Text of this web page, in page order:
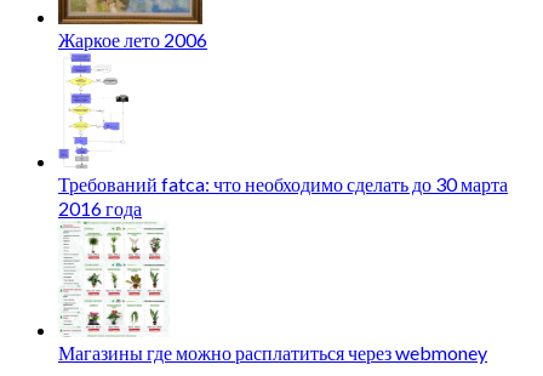
Жаркое лето 2006
Требований fatca: что необходимо сделать до 30 марта
2016 года
Магазины где можно расплатиться через webmoney